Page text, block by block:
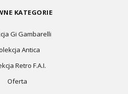
KATEGORIE
Gi Gambarelli
Antica
Retro F.A.I.
Oferta